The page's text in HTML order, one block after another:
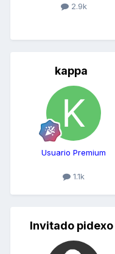
2.9k
kappa
Usuario Premium
1.1k
Invitado pidexo